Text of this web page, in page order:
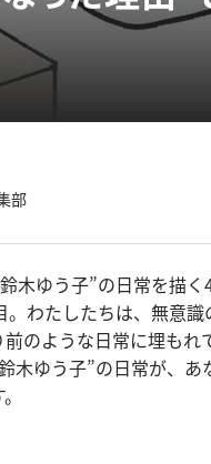
部
木ゆう子”の日常を描
。わたしたちは、無意
前のような日常に埋も
木ゆう子”の日常が、